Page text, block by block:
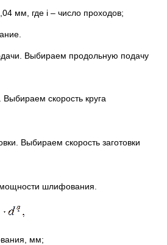
мм, где i – число проходов;
Выбираем продольную подачу
скорость круга
Выбираем скорость заготовки
шлифования.
мм;